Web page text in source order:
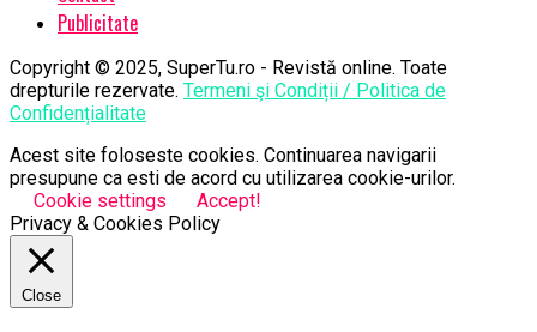
Publicitate
Copyright © 2025, SuperTu.ro - Revistă online. Toate
drepturile rezervate. Termeni şi Condiții / Politica de
Confidențialitate
Acest site foloseste cookies. Continuarea navigarii
presupune ca esti de acord cu utilizarea cookie-urilor.
Cookie settings
Accept!
Privacy & Cookies Policy
Close